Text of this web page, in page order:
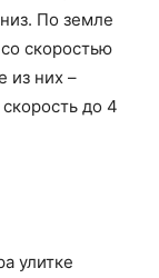
По земле
скоростью
из них –
до 4
улитке